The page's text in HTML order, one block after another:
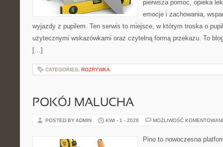
pierwsza pomoc, opieka
emocje i zachowania,
wyjazdy z pupilem. Ten serwis to miejsce, w którym troska o
użytecznymi wskazówkami oraz czytelną formą przekazu. To
[…]
CATEGORIES: ROZRYWKA
POKÓJ MALUCHA
POSTED BY ADMIN KWI - 1 - 2026 MOŻLIWOŚĆ
Pino to nowoczesna